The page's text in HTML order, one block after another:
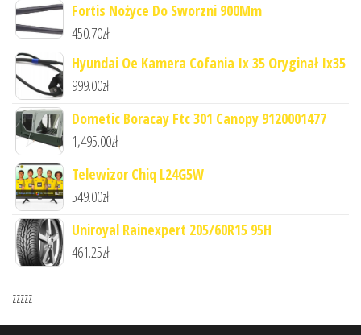
Fortis Nożyce Do Sworzni 900Mm
450.70zł
Hyundai Oe Kamera Cofania Ix 35 Oryginał Ix35
999.00zł
Dometic Boracay Ftc 301 Canopy 9120001477
1,495.00zł
Telewizor Chiq L24G5W
549.00zł
Uniroyal Rainexpert 205/60R15 95H
461.25zł
zzzzz